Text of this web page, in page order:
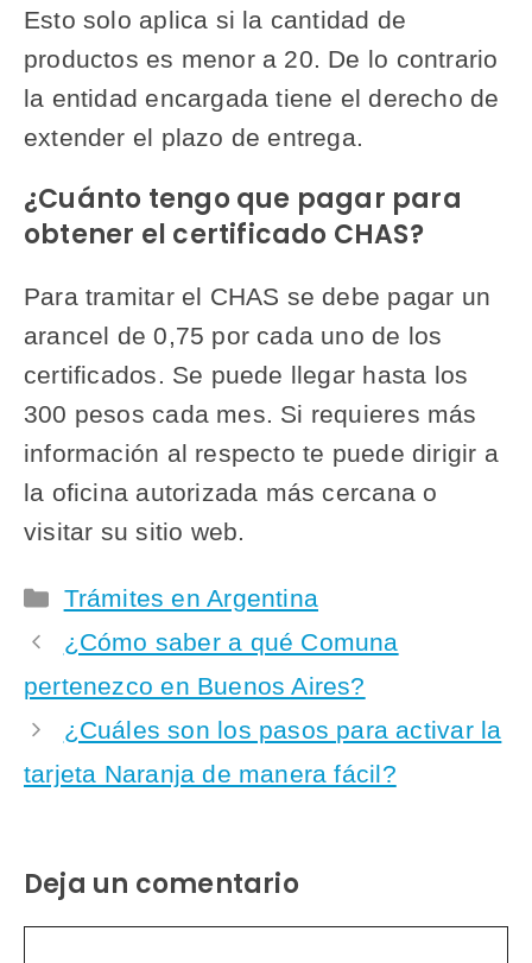
Esto solo aplica si la cantidad de
productos es menor a 20. De lo contrario
la entidad encargada tiene el derecho de
extender el plazo de entrega.
¿Cuánto tengo que pagar para
obtener el certificado CHAS?
Para tramitar el CHAS se debe pagar un
arancel de 0,75 por cada uno de los
certificados. Se puede llegar hasta los
300 pesos cada mes. Si requieres más
información al respecto te puede dirigir a
la oficina autorizada más cercana o
visitar su sitio web.
Categorías
Trámites en Argentina
¿Cómo saber a qué Comuna
pertenezco en Buenos Aires?
¿Cuáles son los pasos para activar la
tarjeta Naranja de manera fácil?
Deja un comentario